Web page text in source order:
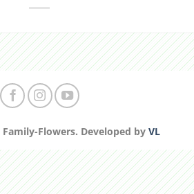
Family-Flowers. Developed by VL